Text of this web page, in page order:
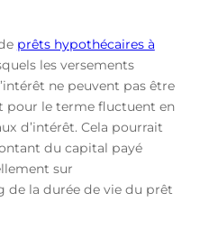
prêts hypothécaires à
les versements
ne peuvent pas être
pour le terme fluctuent en
d’intérêt. Cela pourrait
du capital payé
sur
de la durée de vie du prêt